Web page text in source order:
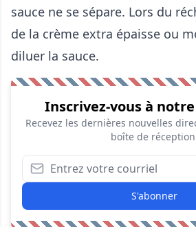
sauce ne se sépare. Lors du
de la crème extra épaisse ou
diluer la sauce.
Inscrivez-vous à
Recevez les dernières nouvelles
boîte de
S'abonner